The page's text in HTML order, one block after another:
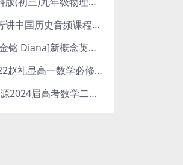
王芳讲中国历史音频课程全集(上下五千年)
[胡金铭 Diana]新概念英语第1册教学视频课程(全集 百度网盘下载)
2022赵礼显高一数学必修一课程视频资源(秋季班 含讲义)百度网盘云
胡源2024届高考数学二轮寒假春季精讲 百度网盘分享